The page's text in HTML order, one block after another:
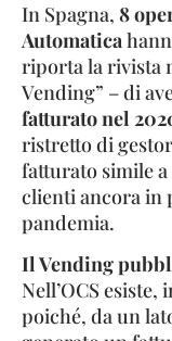
In Spagna, 8
Automatica
riporta la rivista
Vending” – di
fatturato nel
ristretto di
fatturato simile
clienti ancora in
pandemia.
Il Vending
Nell’OCS
poiché, da un